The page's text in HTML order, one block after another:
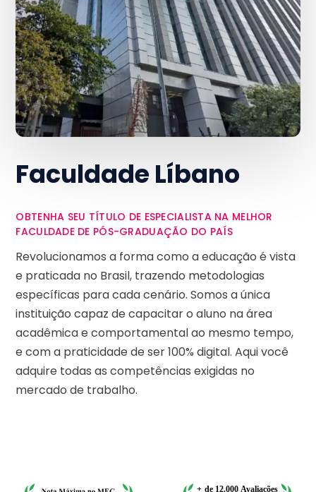
Faculdade Líbano
OBTENHA SEU TÍTULO DE ESPECIALISTA NA MELHOR
FACULDADE DE PÓS-GRADUAÇÃO DO PAÍS
Revolucionamos a forma como a educação é vista
e praticada no Brasil, trazendo metodologias
específicas para cada cenário. Somos a única
instituição capaz de capacitar o aluno na área
acadêmica e comportamental ao mesmo tempo,
e com a praticidade de ser 100% digital. Aqui você
adquire todas as competências exigidas no
mercado de trabalho.